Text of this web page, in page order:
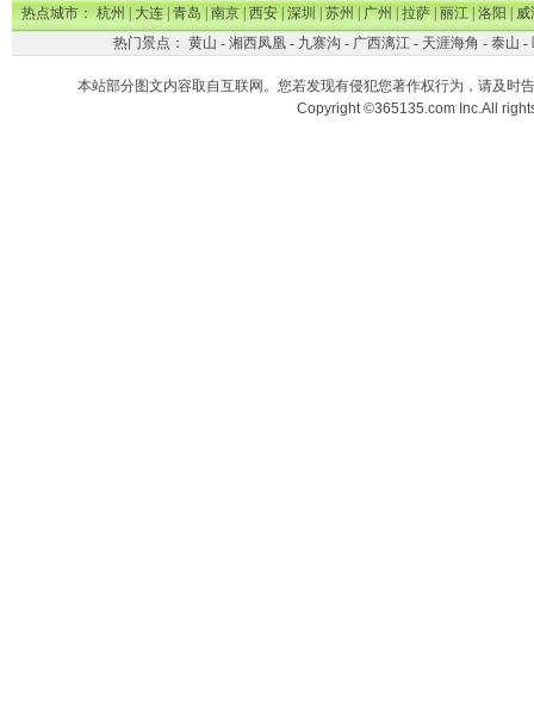
热点城市：杭州|大连|青岛|南京|西安|深圳|苏州|广州|拉萨|丽江|洛阳|威
热门景点： 黄山 - 湘西凤凰- 九寨沟 - 广西漓江- 天涯海角 - 泰山 -
本站部分图文内容取自互联网。您若发现有侵犯您著作权行为，请及时
Copyright ©365135.com Inc.All